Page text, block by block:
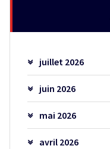
juillet 2026
juin 2026
mai 2026
avril 2026